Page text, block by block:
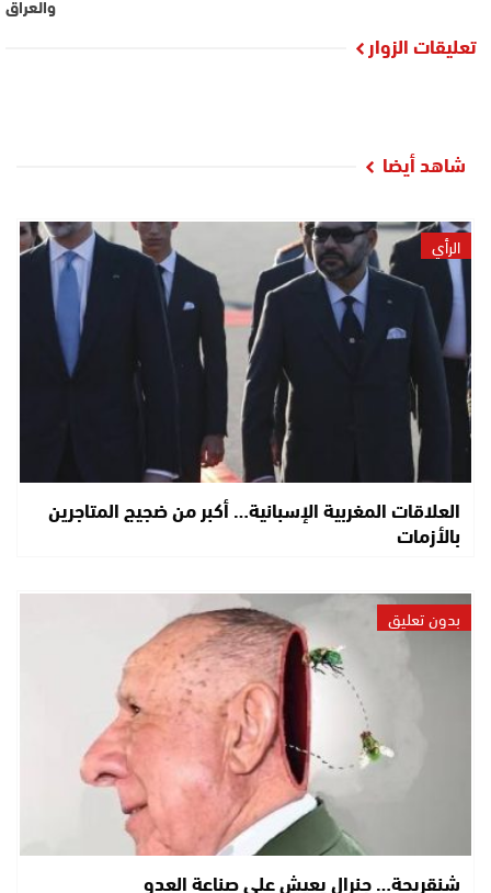
تعليقات الزوار
شاهد أيضا
الرأي
العلاقات المغربية الإسبانية… أكبر من ضجيج المتاجرين
بالأزمات
بدون تعليق
شنقريحة… جنرال يعيش على صناعة العدو